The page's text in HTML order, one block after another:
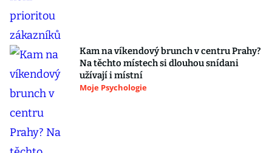
Kam na víkendový brunch v centru Prahy?
Na těchto místech si dlouhou snídani
užívají i místní
Moje Psychologie